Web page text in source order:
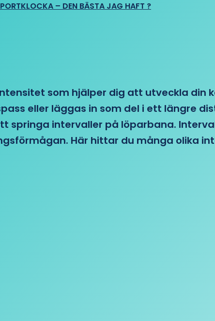
– DEN BÄSTA JAG HAFT ?
som hjälper dig att utveckla din
eller läggas in som del i ett längre
springa intervaller på löparbana.
Här hittar du många olika